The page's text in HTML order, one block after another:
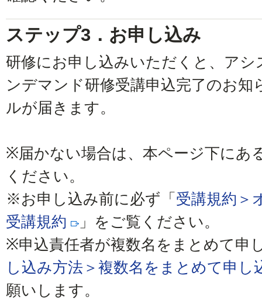
ステップ3．お申し込み
研修にお申し込みいただくと、ア
ンデマンド研修受講申込完了のお
ルが届きます。
※届かない場合は、本ページ下にあ
ください。
※お申し込み前に必ず「 受講規約＞
受講規約
」をご覧ください。
※申込責任者が複数名をまとめて申
し込み方法＞複数名をまとめて申し
願いします。